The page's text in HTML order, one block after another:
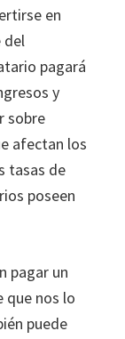
en
del
pagará
y
sobre
afectan los
tasas de
poseen
pagar un
que nos lo
puede